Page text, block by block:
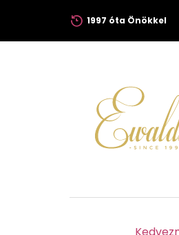
1997 óta Önökkel